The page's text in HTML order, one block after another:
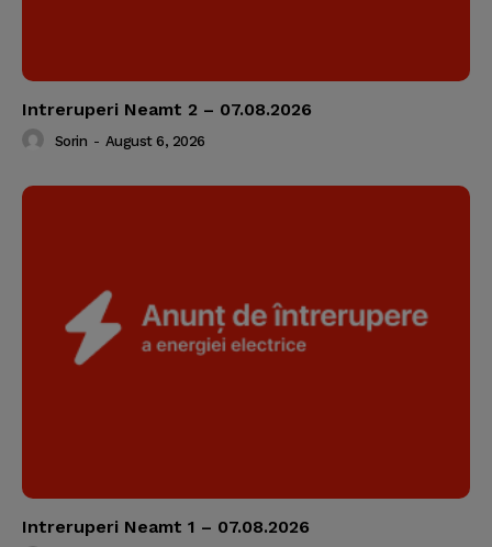
Intreruperi Neamt 2 – 07.08.2026
Sorin - August 6, 2026
Intreruperi Neamt 1 – 07.08.2026